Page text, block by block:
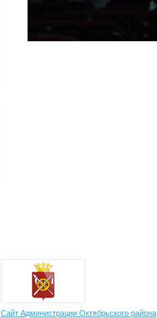
Сайт Администрации Октябрьского района